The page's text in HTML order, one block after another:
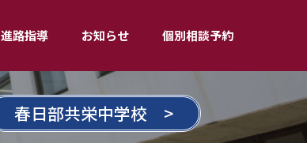
進路指導 お知らせ 個別相談予約
春日部共栄中学校 >